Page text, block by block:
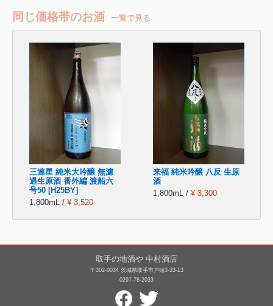
同じ価格帯のお酒 一覧で見る
三連星 純米大吟醸 無濾
過生原酒 番外編 渡船六
号50 [H25BY]
1,800mL / ¥ 3,520
来福 純米吟醸 八反 生原
酒
1,800mL / ¥ 3,300
取手の地酒や 中村酒店
〒302-0034 茨城県取手市戸頭3-33-13
0297-78-2033